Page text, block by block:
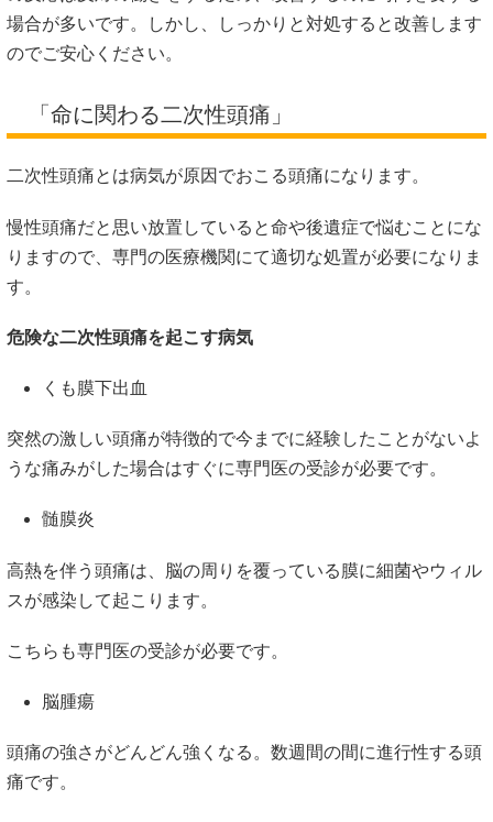
場合が多いです。しかし、しっかりと対処すると改善します
のでご安心ください。
「命に関わる二次性頭痛」
二次性頭痛とは病気が原因でおこる頭痛になります。
慢性頭痛だと思い放置していると命や後遺症で悩むことにな
りますので、専門の医療機関にて適切な処置が必要になりま
す。
危険な二次性頭痛を起こす病気
くも膜下出血
突然の激しい頭痛が特徴的で今までに経験したことがないよ
うな痛みがした場合はすぐに専門医の受診が必要です。
髄膜炎
高熱を伴う頭痛は、脳の周りを覆っている膜に細菌やウィル
スが感染して起こります。
こちらも専門医の受診が必要です。
脳腫瘍
頭痛の強さがどんどん強くなる。数週間の間に進行性する頭
痛です。